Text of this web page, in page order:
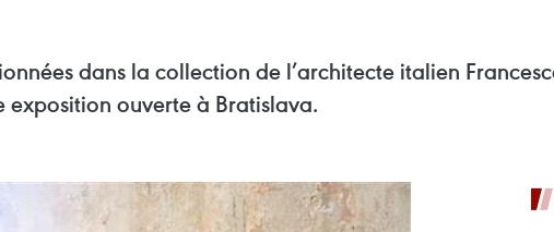
dans la collection de l’architecte italien
exposition ouverte à Bratislava.